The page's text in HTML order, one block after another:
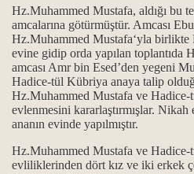
Hz.Muhammed Mustafa, aldığı bu
amcalarına götürmüştür. Amcası
Hz.Muhammed Mustafa‘yla birlikte
evine gidip orda yapılan toplantıda
amcası Amr bin Esed’den yegeni
Hadice-tül Kübriya anaya talip
Hz.Muhammed Mustafa ve Hadice-
evlenmesini kararlaştırmışlar. Nikah
ananın evinde yapılmıştır.
Hz.Muhammed Mustafa ve Hadice-
evliliklerinden dört kız ve iki erkek